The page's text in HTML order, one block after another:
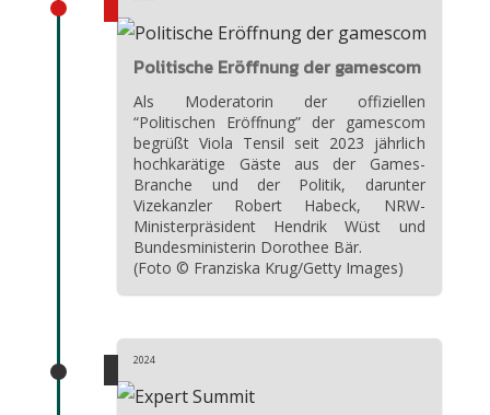
Politische Eröffnung der gamescom
Als Moderatorin der offiziellen
“Politischen Eröffnung” der gamescom
begrüßt Viola Tensil seit 2023 jährlich
hochkarätige Gäste aus der Games-
Branche und der Politik, darunter
Vizekanzler Robert Habeck, NRW-
Ministerpräsident Hendrik Wüst und
Bundesministerin Dorothee Bär.
(Foto © Franziska Krug/Getty Images)
2024